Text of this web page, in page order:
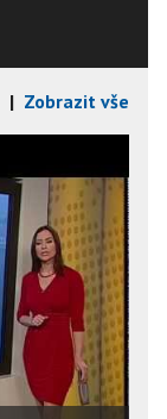
| Zobrazit vše